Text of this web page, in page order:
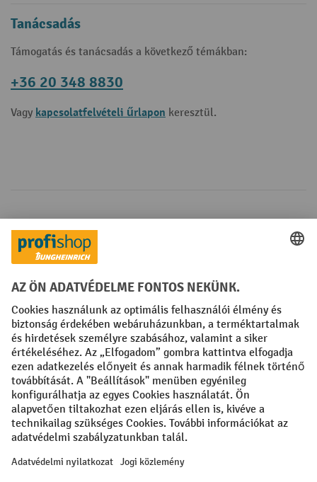
Tanácsadás
Támogatás és tanácsadás a következő témákban:
+36 20 348 8830
Vagy kapcsolatfelvételi űrlapon keresztül.
Fizetési lehetőségek
Creditcard (Master)Creditcard (Visa)
Közösségi Média
Facebook
YouTube
LinkedIn
Instagram
Impresszum ÁSZF Adatvédelmi tájékoztató
Adatvédelmi beállítások